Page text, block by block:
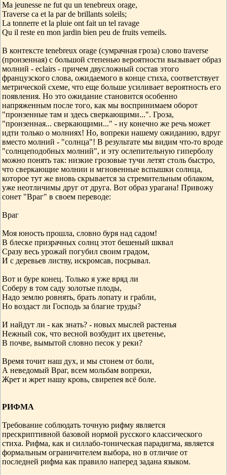
Ma jeunesse ne fut qu un tеnеbreux orage,
Traversе са et lа par de brillants soleils;
La tonnerre et la pluie ont fait un tel ravage
Qu il reste en mon jardin bien peu de fruits vemeils.
В контексте tеnеbreux orage (сумрачная гроза) слово traversе
(пронзенная) с большой степенью вероятности вызывает образ
молний - еclairs - причем двусложный состав этого
французского слова, ожидаемого в конце стиха, соответствует
метрической схеме, что еще больше усиливает вероятность его
появления. Но это ожидание становится особенно
напряженным после того, как мы воспринимаем оборот
"пронзенные там и здесь сверкающими...". Гроза,
"пронзенная... сверкающими..." - ну конечно же речь может
идти только о молниях! Но, вопреки нашему ожиданию, вдруг
вместо молний - "солнца"! В результате мы видим что-то вроде
"солнцеподобных молний", и эту ослепительную гиперболу
можно понять так: низкие грозовые тучи летят столь быстро,
что сверкающие молнии и мгновенные вспышки солнца,
которое тут же вновь скрывается за стремительным облаком,
уже неотличимы друг от друга. Вот образ урагана! Привожу
сонет "Враг" в своем переводе:
Враг
Моя юность прошла, словно буря над садом!
В блеске призрачных солнц этот бешеный шквал
Сразу весь урожай погубил своим градом,
И с деревьев листву, искромсав, посрывал.
Вот и буре конец. Только я уже вряд ли
Соберу в том саду золотые плоды,
Надо землю ровнять, брать лопату и грабли,
Но воздаст ли Господь за благие труды?
И найдут ли - как знать? - новых мыслей растенья
Нежный сок, что весной возбудит их цветенье,
В почве, вымытой словно песок у реки?
Время точит наш дух, и мы стонем от боли,
А неведомый Враг, всем мольбам вопреки,
Жрет и жрет нашу кровь, свирепея всё боле.
РИФМА
Требование соблюдать точную рифму является
прескриптивной базовой нормой русского классического
стиха. Рифма, как и силлабо-тоническая парадигма, является
формальным ограничителем выбора, но в отличие от
последней рифма как правило наперед задана языком.